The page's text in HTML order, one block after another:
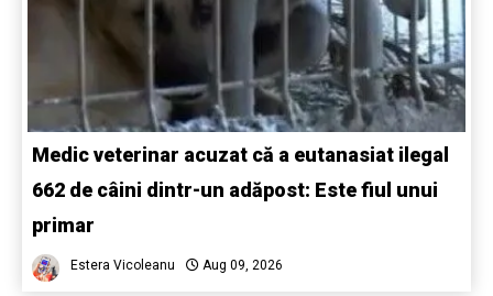
Medic veterinar acuzat că a eutanasiat ilegal
662 de câini dintr-un adăpost: Este fiul unui
primar
Estera Vicoleanu Aug 09, 2026